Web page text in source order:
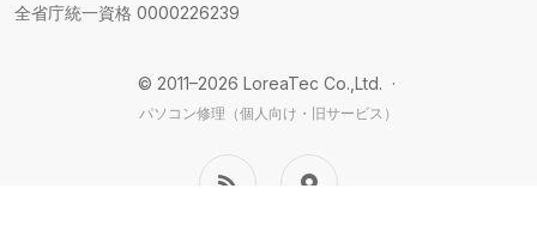
全省庁統一資格 0000226239
© 2011–2026 LoreaTec Co.,Ltd. ·
パソコン修理（個人向け・旧サービス）